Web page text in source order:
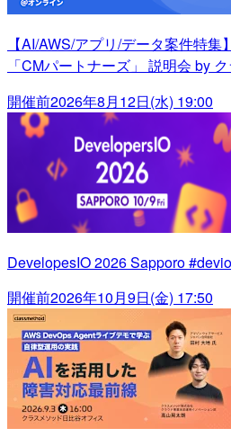
【AI/AWS/アプリ/データ案件特
「CMパートナーズ」 説明会 by
開催前2026年8月12日(水) 19:00
DevelopesIO 2026 Sapporo
開催前2026年10月9日(金) 17:50